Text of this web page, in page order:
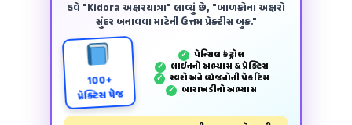
હવે "Kidora અક્ષરયાત્રા" લાવ્યું છે, "બાળકોના અક્ષરો
સુંદર બનાવવા માટેની ઉત્તમ પ્રેક્ટીસ બુક."
100+
પ્રેક્ટિસ પેજ
✓ પેન્‍સિલ કંટ્રોલ
✓ લાઈનનો અભ્યાસ & પ્રેક્ટિસ
✓ સ્વરો અને વ્યંજનોની પ્રેકટિસ
✓ બારાખડીનો અભ્યાસ